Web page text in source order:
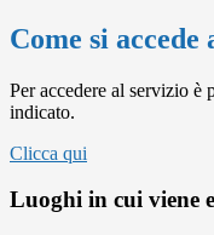
Come si accede
Per accedere al servizio
indicato.
Clicca qui
Luoghi in cui viene